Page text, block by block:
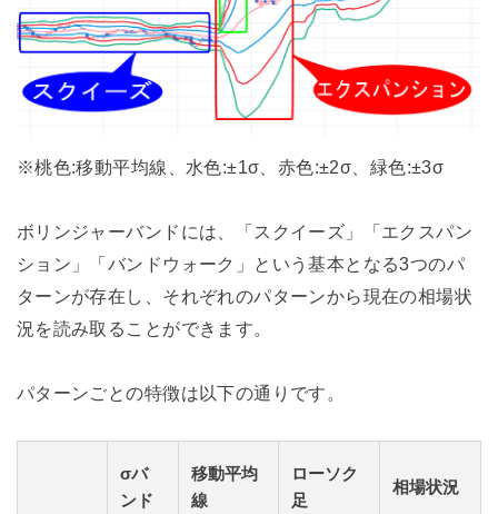
※桃色:移動平均線、水色:±1σ、赤色:±2σ、緑色:±3σ
ボリンジャーバンドには、「スクイーズ」「エクスパン
ション」「バンドウォーク」という基本となる3つのパ
ターンが存在し、それぞれのパターンから現在の相場状
況を読み取ることができます。
パターンごとの特徴は以下の通りです。
σバ
ンド
移動平均
線
ローソク
足
相場状況